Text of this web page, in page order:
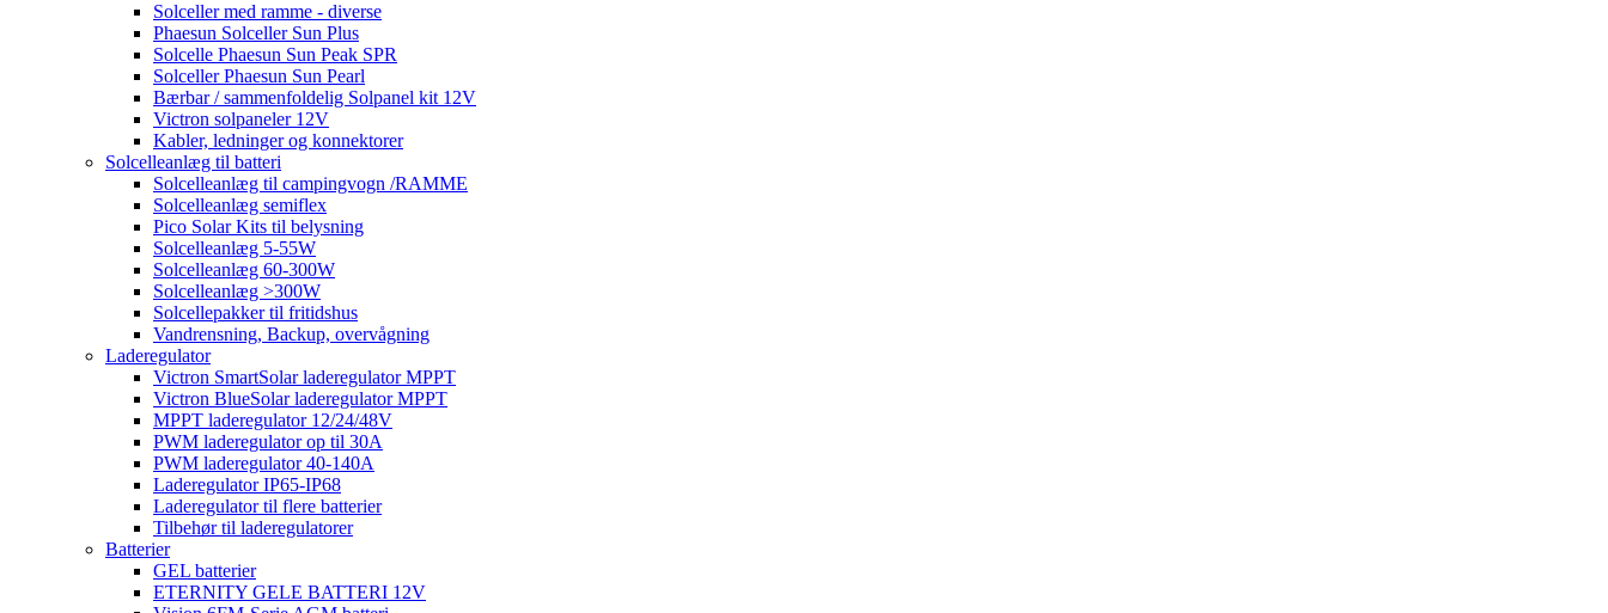
Solceller med ramme - diverse
Phaesun Solceller Sun Plus
Solcelle Phaesun Sun Peak SPR
Solceller Phaesun Sun Pearl
Bærbar / sammenfoldelig Solpanel kit 12V
Victron solpaneler 12V
Kabler, ledninger og konnektorer
Solcelleanlæg til batteri
Solcelleanlæg til campingvogn /RAMME
Solcelleanlæg semiflex
Pico Solar Kits til belysning
Solcelleanlæg 5-55W
Solcelleanlæg 60-300W
Solcelleanlæg >300W
Solcellepakker til fritidshus
Vandrensning, Backup, overvågning
Laderegulator
Victron SmartSolar laderegulator MPPT
Victron BlueSolar laderegulator MPPT
MPPT laderegulator 12/24/48V
PWM laderegulator op til 30A
PWM laderegulator 40-140A
Laderegulator IP65-IP68
Laderegulator til flere batterier
Tilbehør til laderegulatorer
Batterier
GEL batterier
ETERNITY GELE BATTERI 12V